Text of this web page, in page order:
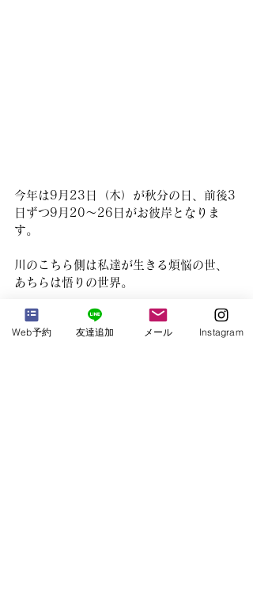
今年は9月23日（木）が秋分の日、前後3
日ずつ9月20～26日がお彼岸となりま
す。
川のこちら側は私達が生きる煩悩の世、
あちらは悟りの世界。
お彼岸の時期には、あちらとこちらの行
き来がしやすくなると考えられ、墓参り
Web予約 友達追加 メール Instagram